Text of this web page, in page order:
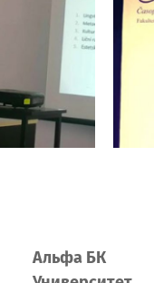
Альфа БК